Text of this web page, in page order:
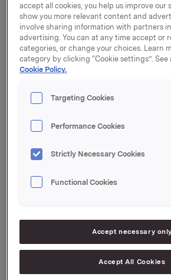
Kjell Almskog (valgt i
(medlem 2000)
Bjørg Ven (valgt i
(medlem 2006)
Lennart Jeansson (valgt i
(medlem 2006)
(medlem 2004)
(medlem 2000)
(medlem 2001)
Birgitta Stymne Göransson
år) (medlem 2005)
Valgkomiteen innstiller på
medlemmer:
accept all cookies, you help us improve our
show you more relevant content and
involve sharing information with partners
advertising. You can at any time accept or
categories, or change your choices. Learn
category by clicking “Cookie settings”. See
Cookie Policy.
Targeting Cookies
Performance Cookies
Strictly Necessary Cookies
Functional Cookies
Accept necessary only
Accept All Cookies